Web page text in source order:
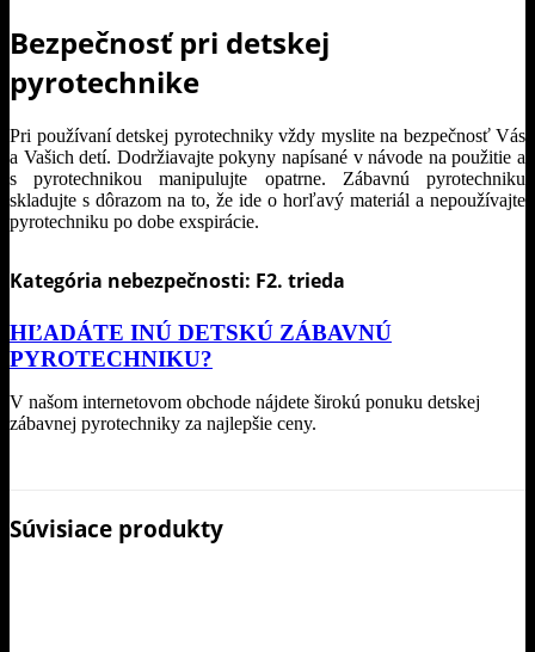
Bezpečnosť pri detskej
pyrotechnike
Pri používaní detskej pyrotechniky vždy myslite na bezpečnosť Vás
a Vašich detí. Dodržiavajte pokyny napísané v návode na použitie a
s pyrotechnikou manipulujte opatrne. Zábavnú pyrotechniku
skladujte s dôrazom na to, že ide o horľavý materiál a nepoužívajte
pyrotechniku po dobe exspirácie.
Kategória nebezpečnosti: F2. trieda
HĽADÁTE INÚ DETSKÚ ZÁBAVNÚ
PYROTECHNIKU?
V našom internetovom obchode nájdete širokú ponuku detskej
zábavnej pyrotechniky za najlepšie ceny.
Súvisiace produkty